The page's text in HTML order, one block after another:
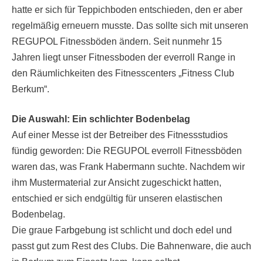
hatte er sich für Teppichboden entschieden, den er aber
regelmäßig erneuern musste. Das sollte sich mit unseren
REGUPOL Fitnessböden ändern. Seit nunmehr 15
Jahren liegt unser Fitnessboden der everroll Range in
den Räumlichkeiten des Fitnesscenters „Fitness Club
Berkum“.
Die Auswahl: Ein schlichter Bodenbelag
Auf einer Messe ist der Betreiber des Fitnessstudios
fündig geworden: Die REGUPOL everroll Fitnessböden
waren das, was Frank Habermann suchte. Nachdem wir
ihm Mustermaterial zur Ansicht zugeschickt hatten,
entschied er sich endgültig für unseren elastischen
Bodenbelag.
Die graue Farbgebung ist schlicht und doch edel und
passt gut zum Rest des Clubs. Die Bahnenware, die auch